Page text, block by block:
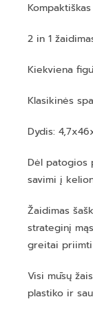
2 in 1
Kiekviena
Klasikinės
Dydis:
Dėl patogios
savimi į
Žaidimas
strateginį
greitai
Visi mūsų
plastiko ir